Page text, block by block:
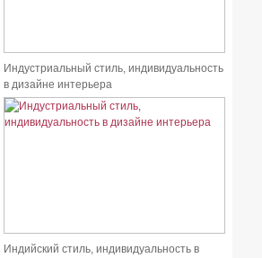
Индустриальный стиль, индивидуальность
в дизайне интерьера
Индийский стиль, индивидуальность в